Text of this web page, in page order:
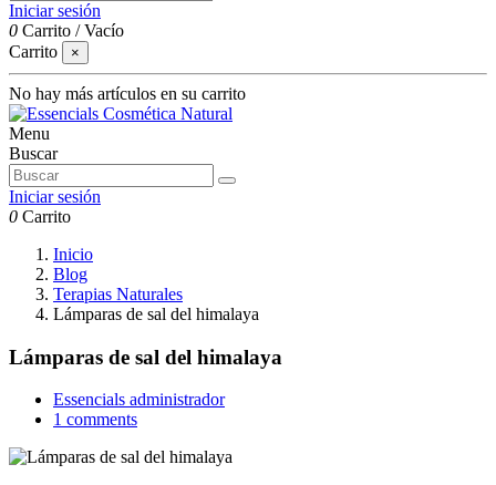
Iniciar sesión
0 Carrito /Vacío
Carrito
×
No hay más artículos en su carrito
Menu
Buscar
Iniciar sesión
0 Carrito
Inicio
Blog
Terapias Naturales
Lámparas de sal del himalaya
Lámparas de sal del himalaya
Essencials administrador
1 comments